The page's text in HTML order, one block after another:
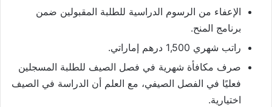
الإعفاء من الرسوم الدراسية للطلبة المقبولين ضمن
برنامج المنح.
راتب شهري 1,500 درهم إماراتي.
صرف مكافأة شهرية في فصل الصيف للطلبة المسجلين
فعليًا في الفصل الصيفي، مع العلم أن الدراسة في الصيف
اختيارية.